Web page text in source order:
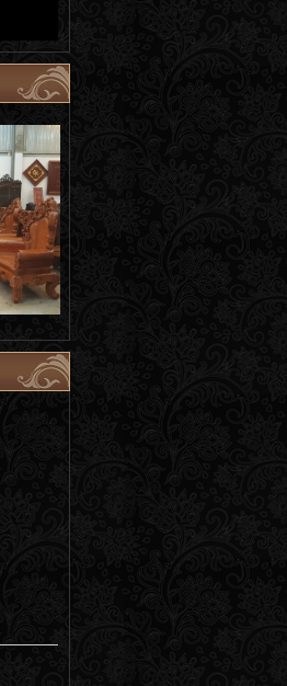
Đẹp
Giường Ngủ Victoria Tân Cổ
Vàng | Đồ Gỗ Phú Hải GN176